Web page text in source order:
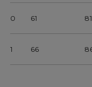
0 61 81
1 66